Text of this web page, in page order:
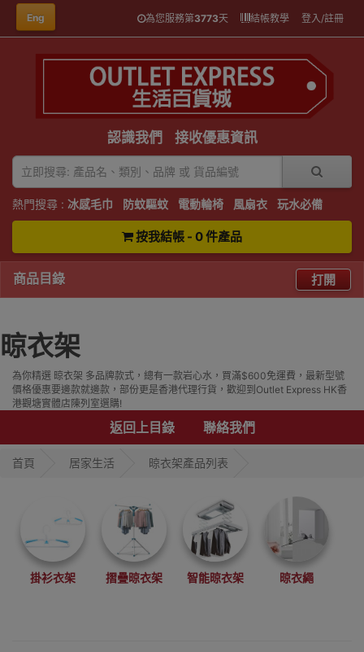
Eng 為您服務第3773天 結帳教學 登入/註冊
認識我們 接收優惠資訊
熱門搜尋 : 冰感毛巾 防蚊驅蚊 電動輪椅 風扇衣 玩水必備
按我結帳 - 0 件產品
商品目錄 打開
晾衣架
為你精選 晾衣架 多品牌款式，總有一款岩心水，買滿$600免運費，最新型號
價格優惠要邊款就邊款，部份更是香港代理行貨，歡迎到Outlet Express HK香
港觀塘實體店陳列室選購!
返回上目錄 聯絡我們
首頁 居家生活 晾衣架產品列表
掛衫衣架 摺疊晾衣架 智能晾衣架 晾衣繩